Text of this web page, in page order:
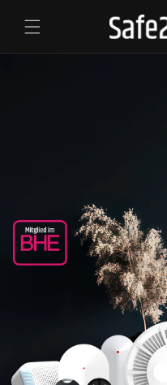
zum
Inhalt